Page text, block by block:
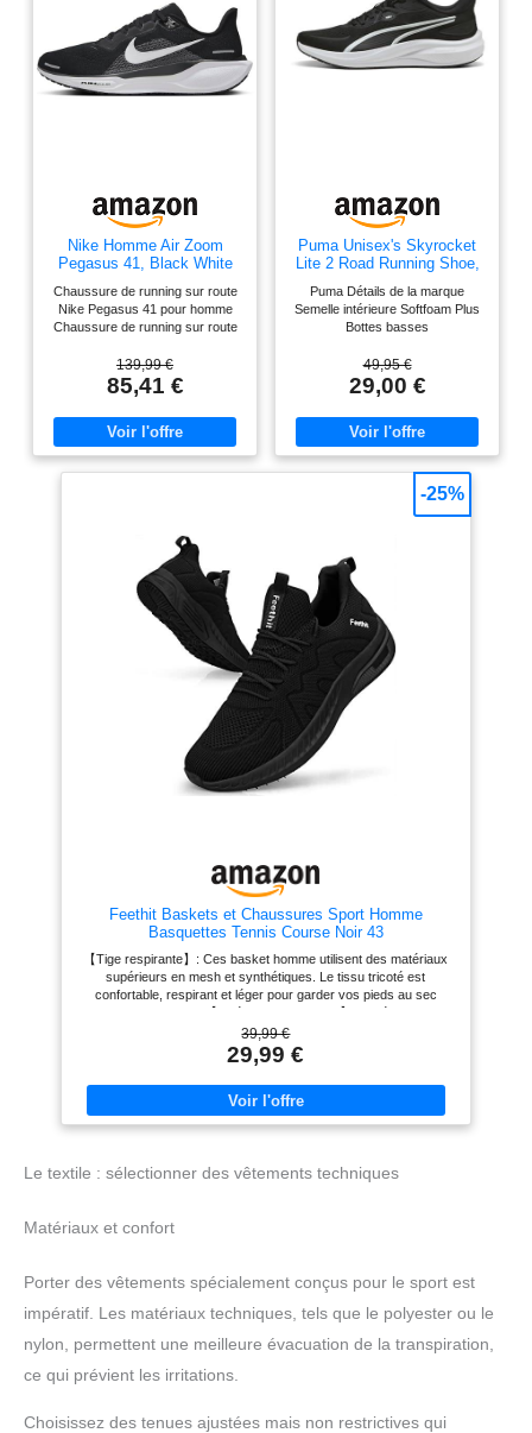
Nike Homme Air Zoom
Pegasus 41, Black White
Chaussure de running sur route
Nike Pegasus 41 pour homme
Chaussure de running sur route
Tige en maille technique
respirante améliorée La semelle
intermédiaire en mousse ReactX
enveloppe les unités Air Zoom à
l'avant-pied et au talon pour une
foulée réactive Semelle
extérieure en caoutchouc
139,99 €
85,41 €
Puma Unisex's Skyrocket
Lite 2 Road Running Shoe,
Puma Black Puma White
Puma Silver, 45 EU
Puma Détails de la marque
Semelle intérieure Softfoam Plus
Bottes basses
49,95 €
29,00 €
Feethit Baskets et Chaussures Sport Homme
Basquettes Tennis Course Noir 43
【Tige respirante】: Ces basket homme utilisent des matériaux
supérieurs en mesh et synthétiques. Le tissu tricoté est
confortable, respirant et léger pour garder vos pieds au sec
pendant l'exercice. 【 Intérieur confortable 】 : l'intérieur des
chaussures homme est fabriqué en textile et en coton respirant
hautement élastique. Amorti et absorption des chocs accrus,
offrant un confort même en position debout et en marchant
pendant une longue période. 【Antidérapant et antichoc】: Ces
chaussures de sport pour hommes sont fabriquées en EVA et en
caoutchouc résistant. L'EVA offre une absorption des chocs, un
sur & À lacets】: Les sneakers homme avec doublure
peuvent être facilement ajustés pour mieux s'adapter à vos pieds.
gym, au jogging, au cyclisme, à l'exercice, au travail, au basket-
ball, au tennis, au football, aux fêtes, aux voyages, à la maison,
aux cours d'entraînement, aux vacances, aux loisirs, achats
Chaussures de marche décontractées à enfiler pour hommes,
parfaites pour votre usage quotidien.
39,99 €
29,99 €
-25%
Le textile : sélectionner des vêtements techniques
Matériaux et confort
Porter des vêtements spécialement conçus pour le sport est
impératif. Les matériaux techniques, tels que le polyester ou le
nylon, permettent une meilleure évacuation de la transpiration,
ce qui prévient les irritations.
Choisissez des tenues ajustées mais non restrictives qui